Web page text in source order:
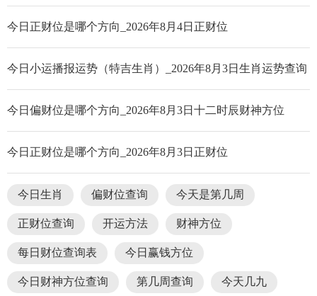
今日正财位是哪个方向_2026年8月4日正财位
今日小运播报运势（特吉生肖）_2026年8月3日生肖运势查询
今日偏财位是哪个方向_2026年8月3日十二时辰财神方位
今日正财位是哪个方向_2026年8月3日正财位
今日生肖 偏财位查询 今天是第几周
正财位查询 开运方法 财神方位
每日财位查询表 今日赢钱方位
今日财神方位查询 第几周查询 今天几九